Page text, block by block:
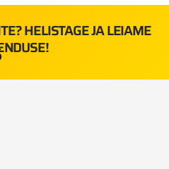
HELISTAGE JA LEIAME